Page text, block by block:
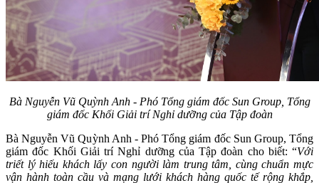
Bà Nguyễn Vũ Quỳnh Anh - Phó Tổng giám đốc Sun Group, Tổng
giám đốc Khối Giải trí Nghỉ dưỡng của Tập đoàn
Bà Nguyễn Vũ Quỳnh Anh - Phó Tổng giám đốc Sun Group, Tổng
giám đốc Khối Giải trí Nghỉ dưỡng của Tập đoàn cho biết: “Với
triết lý hiếu khách lấy con người làm trung tâm, cùng chuẩn mực
vận hành toàn cầu và mạng lưới khách hàng quốc tế rộng khắp,